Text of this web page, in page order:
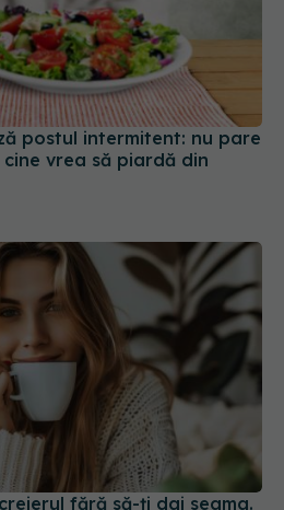
postul intermitent: nu pare
vrea să piardă din
fără să-ți dai seama.